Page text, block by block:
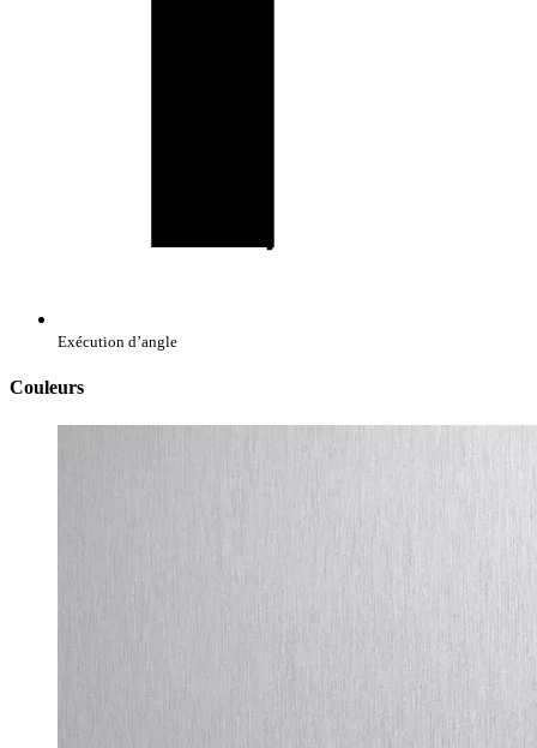
Exécution d’angle
Couleurs